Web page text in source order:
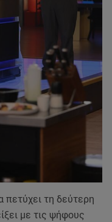
τη δεύτερη
με τις ψήφους